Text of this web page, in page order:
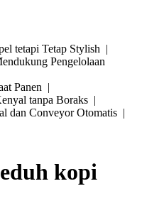
tetapi Tetap Stylish |
Pengelolaan
Panen |
tanpa Boraks |
dan Conveyor Otomatis |
kopi